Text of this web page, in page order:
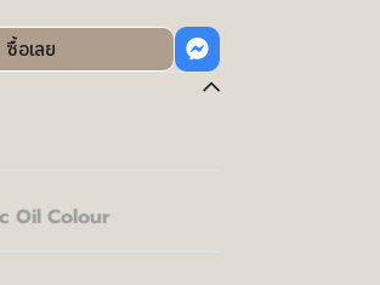
ซื้อเลย
Oil Colour